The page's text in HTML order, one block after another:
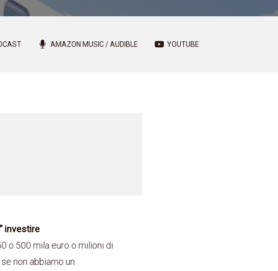
AMAZON MUSIC / AUDIBLE YOUTUBE
investire
o 500 mila euro o milioni di
non abbiamo un